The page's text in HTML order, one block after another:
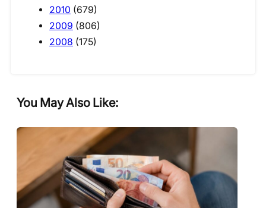
2010 (679)
2009 (806)
2008 (175)
You May Also Like: